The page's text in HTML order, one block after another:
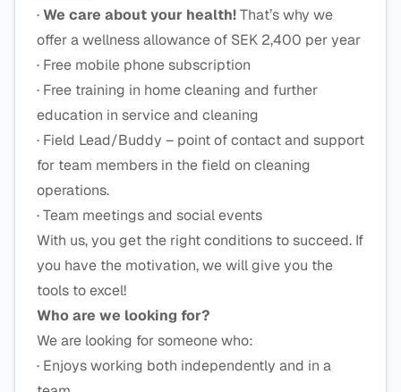
·We care about your health!That’s why we
offer a wellness allowance of SEK 2,400 per year
· Free mobile phone subscription
· Free training in home cleaning and further
education in service and cleaning
· Field Lead/Buddy – point of contact and support
for team members in the field on cleaning
operations.
· Team meetings and social events
With us, you get the right conditions to succeed. If
you have the motivation, we will give you the
tools to excel!
Who are we looking for?
We are looking for someone who:
· Enjoys working both independently and in a